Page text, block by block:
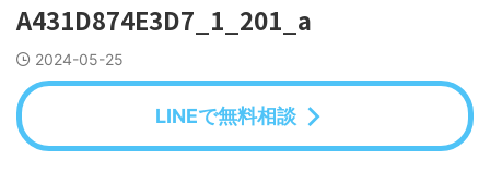
A431D874E3D7_1_201_a
2024-05-25
LINEで無料相談